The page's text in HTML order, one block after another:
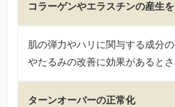
コラーゲンやエラスチンの産生
肌の弾力やハリに関与する成分
やたるみの改善に効果があるとさ
ターンオーバーの正常化